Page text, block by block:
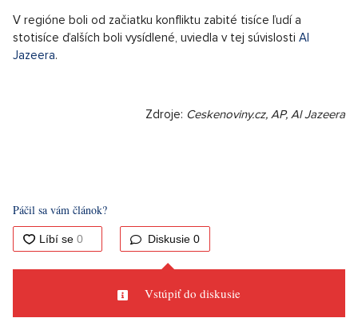
V regióne boli od začiatku konfliktu zabité tisíce ľudí a
stotisíce ďalších boli vysídlené, uviedla v tej súvislosti Al
Jazeera.
Zdroje: Ceskenoviny.cz, AP, Al Jazeera
Páčil sa vám článok?
Diskusie 0
Vstúpiť do diskusie